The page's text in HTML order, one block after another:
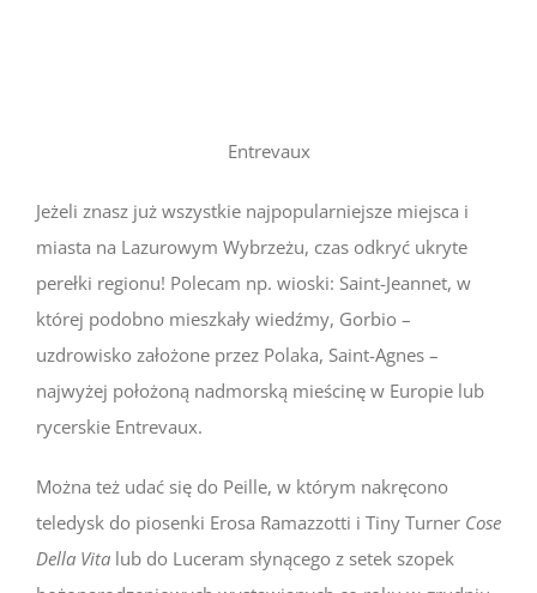
Entrevaux
Jeżeli znasz już wszystkie najpopularniejsze miejsca i
miasta na Lazurowym Wybrzeżu, czas odkryć ukryte
perełki regionu! Polecam np. wioski: Saint-Jeannet, w
której podobno mieszkały wiedźmy, Gorbio –
uzdrowisko założone przez Polaka, Saint-Agnes –
najwyżej położoną nadmorską mieścinę w Europie lub
rycerskie Entrevaux.
Można też udać się do Peille, w którym nakręcono
teledysk do piosenki Erosa Ramazzotti i Tiny Turner Cose
Della Vita lub do Luceram słynącego z setek szopek